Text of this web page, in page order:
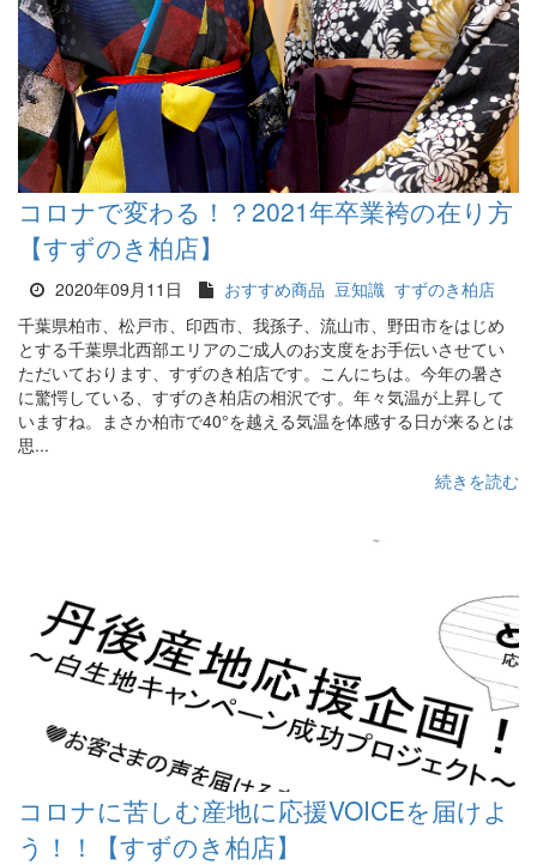
コロナで変わる！？2021年卒業袴の在り方
【すずのき柏店】
2020年09月11日 おすすめ商品 豆知識 すずのき柏店
千葉県柏市、松戸市、印西市、我孫子、流山市、野田市をはじめ
とする千葉県北西部エリアのご成人のお支度をお手伝いさせてい
ただいております、すずのき柏店です。こんにちは。今年の暑さ
に驚愕している、すずのき柏店の相沢です。年々気温が上昇して
いますね。まさか柏市で40°を越える気温を体感する日が来るとは
思...
続きを読む
コロナに苦しむ産地に応援VOICEを届けよ
う！！【すずのき柏店】